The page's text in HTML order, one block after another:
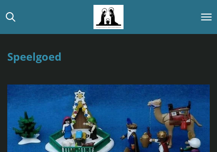
Ga
direct
naar
hoofdinhoud
Speelgoed